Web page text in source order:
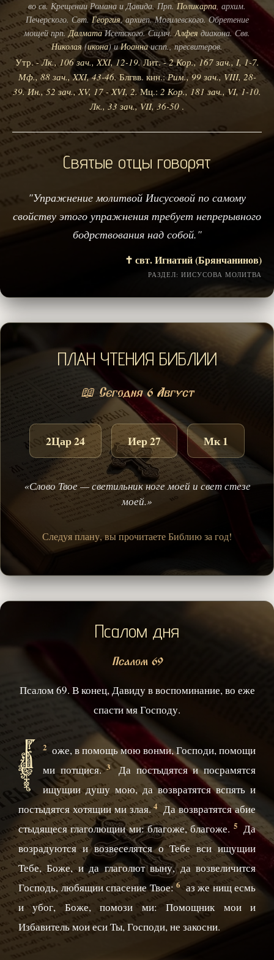
во св. Крещении Романа и Давида. Прп.Поликарпа , архим.
Печерского. Свт. Георгия, архиеп. Могилевского. Обретение
мощей прп.ДалматаИсетского. Сщмч.Алфея диакона. Свв.
Николая(икона) иИоаннаиспп., пресвитеров.
Утр. -Лк., 106 зач., XXI, 12-19.Лит. -2 Кор., 167 зач., I, 1-7.
Мф., 88 зач., XXI, 43-46.Блгвв. кнн.:Рим., 99 зач., VIII, 28-
39. Ин., 52 зач., XV, 17 - XVI, 2. Мц.: 2 Кор., 181 зач., VI, 1-10.
Лк., 33 зач., VII, 36-50 .
Святые отцы говорят
"Упражнение молитвой Иисусовой по самому
свойству этого упражнения требует непрерывного
бодрствования над собой."
✝️ свт. Игнатий (Брянчанинов)
РАЗДЕЛ: ИИСУСОВА МОЛИТВА
ПЛАН ЧТЕНИЯ БИБЛИИ
📖 Сегодня 6 Август
2Цар 24 Иер 27 Мк 1
«Слово Твое — светильник ноге моей и свет стезе
моей.»
Следуя плану, вы прочитаете Библию за год!
Псалом дня
Псалом 69
Псалом 69. В конец, Давиду в воспоминание, во еже
спасти мя Господу.
2
Б
оже, в помощь мою вонми, Господи, помощи
ми потщися.3 Да постыдятся и посрамятся
ищущии душу мою, да возвратятся вспять и
постыдятся хотящии ми злая.4 Да возвратятся абие
стыдящеся глаголющии ми: благоже, благоже. 5 Да
возрадуются и возвеселятся о Тебе вси ищущии
Тебе, Боже, и да глаголют выну, да возвеличится
Господь, любящии спасение Твое:6 аз же нищ есмь
и убог, Боже, помози ми: Помощник мои и
Избавитель мои еси Ты, Господи, не закосни.